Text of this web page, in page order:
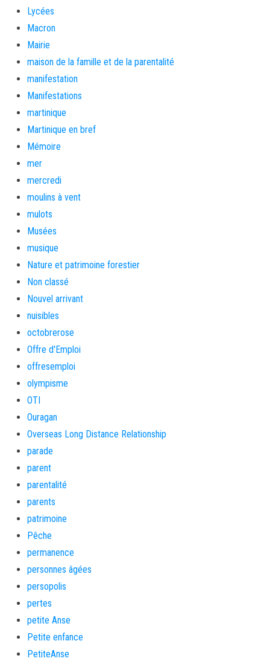
Lycées
Macron
Mairie
maison de la famille et de la parentalité
manifestation
Manifestations
martinique
Martinique en bref
Mémoire
mer
mercredi
moulins à vent
mulots
Musées
musique
Nature et patrimoine forestier
Non classé
Nouvel arrivant
nuisibles
octobrerose
Offre d'Emploi
offresemploi
olympisme
OTI
Ouragan
Overseas Long Distance Relationship
parade
parent
parentalité
parents
patrimoine
Pêche
permanence
personnes âgées
persopolis
pertes
petite Anse
Petite enfance
PetiteAnse